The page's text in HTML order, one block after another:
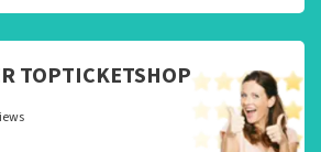
TOPTICKETSHOP